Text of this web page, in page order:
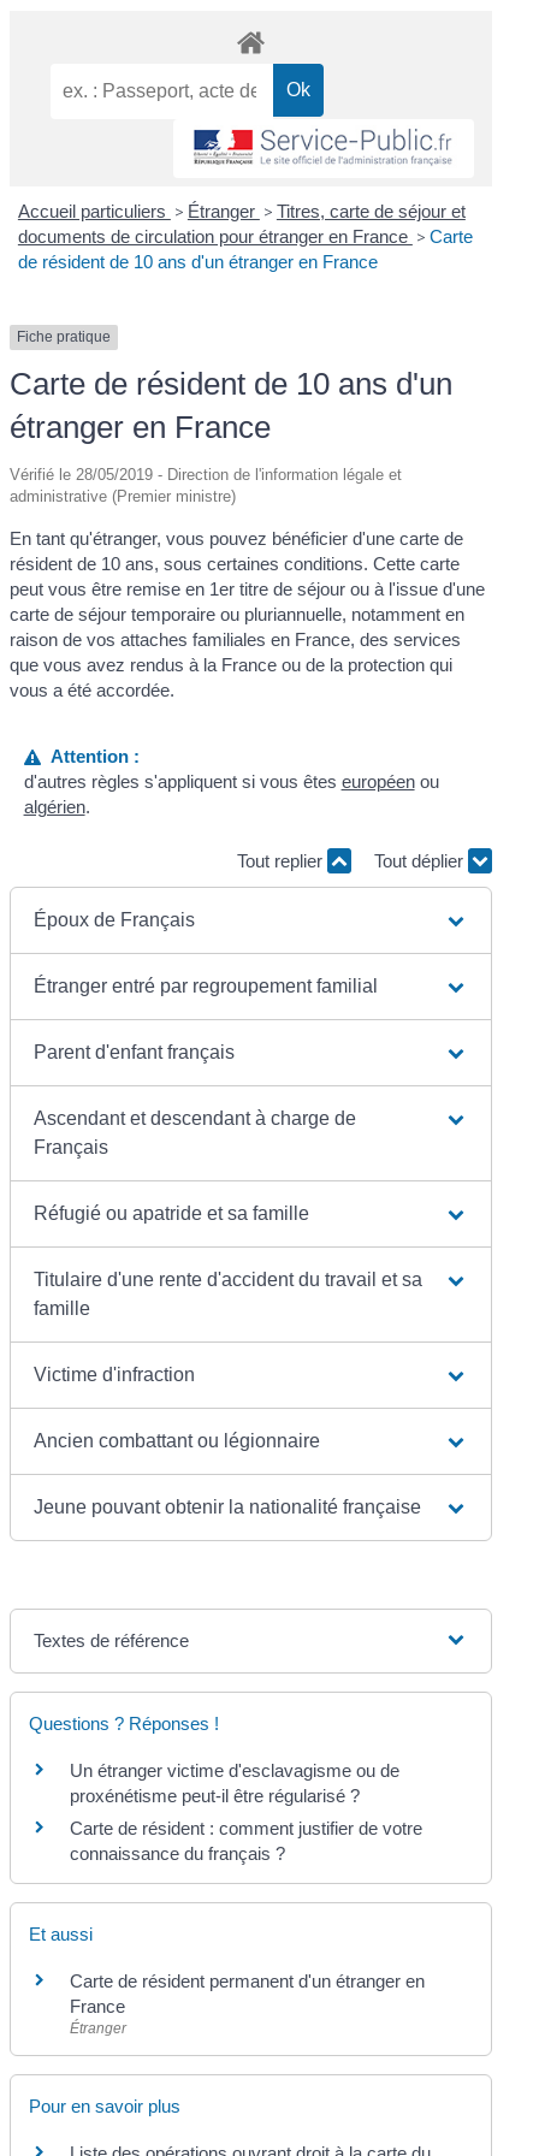
Accueil particuliers > Étranger > Titres, carte de séjour et
documents de circulation pour étranger en France > Carte
de résident de 10 ans d'un étranger en France
Fiche pratique
Carte de résident de 10 ans d'un
étranger en France
Vérifié le 28/05/2019 - Direction de l'information légale et
administrative (Premier ministre)
En tant qu'étranger, vous pouvez bénéficier d'une carte de
résident de 10 ans, sous certaines conditions. Cette carte
peut vous être remise en 1er titre de séjour ou à l'issue d'une
carte de séjour temporaire ou pluriannuelle, notamment en
raison de vos attaches familiales en France, des services
que vous avez rendus à la France ou de la protection qui
vous a été accordée.
Attention :
d'autres règles s'appliquent si vous êtes européenou
algérien.
Tout replier Tout déplier
Époux de Français
Étranger entré par regroupement familial
Parent d'enfant français
Ascendant et descendant à charge de
Français
Réfugié ou apatride et sa famille
Titulaire d'une rente d'accident du travail et sa
famille
Victime d'infraction
Ancien combattant ou légionnaire
Jeune pouvant obtenir la nationalité française
Textes de référence
Questions ? Réponses !
Un étranger victime d'esclavagisme ou de
proxénétisme peut-il être régularisé ?
Carte de résident : comment justifier de votre
connaissance du français ?
Et aussi
Carte de résident permanent d'un étranger en
France
Étranger
Pour en savoir plus